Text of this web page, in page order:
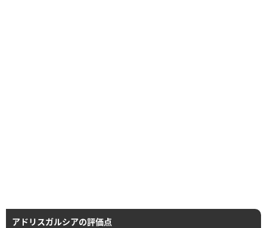
アドリスガルシアの評価点